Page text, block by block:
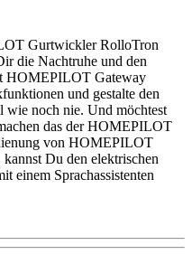
Gurtwickler RolloTron
die Nachtruhe und den
HOMEPILOT Gateway
und gestalte den
noch nie. Und möchtest
das der HOMEPILOT
von HOMEPILOT
Du den elektrischen
einem Sprachassistenten